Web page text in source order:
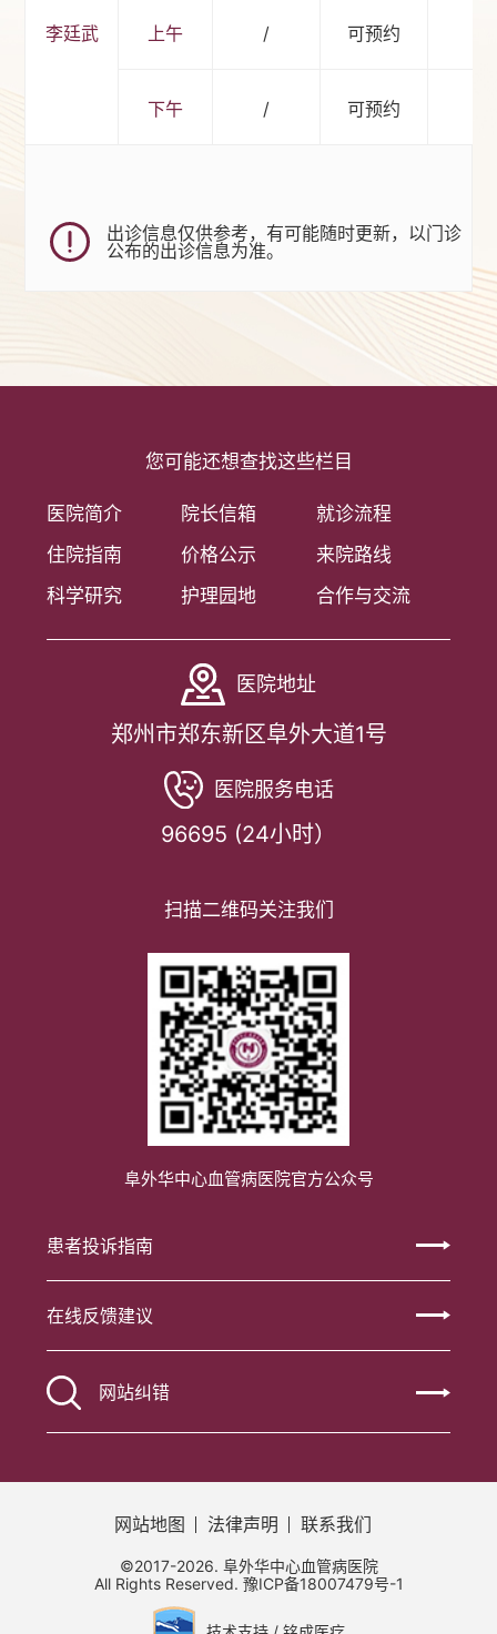
李廷武 上午 / 可预约
下午 / 可预约
出诊信息仅供参考，有可能随时更新，以门诊
公布的出诊信息为准。
您可能还想查找这些栏目
医院简介 院长信箱
就诊流程
住院指南
价格公示
来院路线
科学研究
护理园地 合作与交流
医院地址
郑州市郑东新区阜外大道1号
医院服务电话
96695 (24小时）
扫描二维码关注我们
阜外华中心血管病医院官方公众号
患者投诉指南
在线反馈建议
网站纠错
网站地图 法律声明 联系我们
©2017-2026. 阜外华中心血管病医院
All Rights Reserved. 豫ICP备18007479号-1